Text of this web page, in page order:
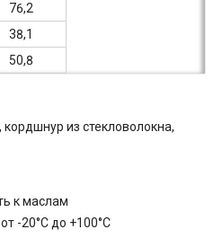
76,2
38,1
50,8
из стекловолокна,
к маслам
-20°C до +100°C